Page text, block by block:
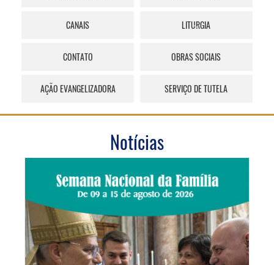
CANAIS LITURGIA
CONTATO OBRAS SOCIAIS
AÇÃO EVANGELIZADORA SERVIÇO DE TUTELA
Notícias